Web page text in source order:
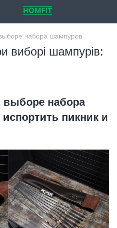
набора шампуров
виборі шампурів:
выборе набора
пикник и